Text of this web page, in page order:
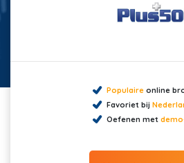
Populaireonline
Favoriet bij
Oefenen met